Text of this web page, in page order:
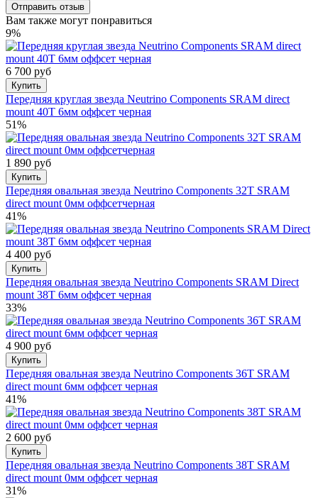
Вам также могут понравиться
9%
6 700 руб
Купить
Передняя круглая звезда Neutrino Components SRAM direct
mount 40T 6мм оффсет черная
51%
1 890 руб
Купить
Передняя овальная звезда Neutrino Components 32T SRAM
direct mount 0мм оффсетчерная
41%
4 400 руб
Купить
Передняя овальная звезда Neutrino Components SRAM Direct
mount 38T 6мм оффсет черная
33%
4 900 руб
Купить
Передняя овальная звезда Neutrino Components 36T SRAM
direct mount 6мм оффсет черная
41%
2 600 руб
Купить
Передняя овальная звезда Neutrino Components 38T SRAM
direct mount 0мм оффсет черная
31%